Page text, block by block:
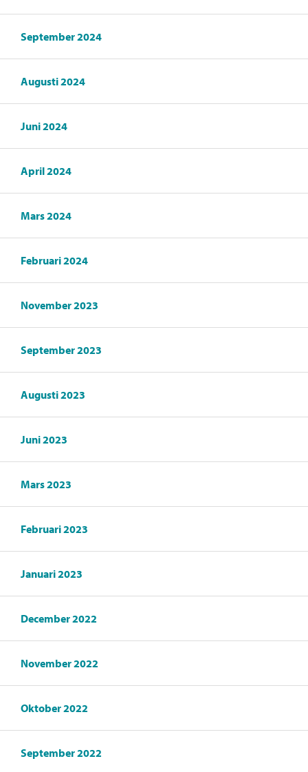
September 2024
Augusti 2024
Juni 2024
April 2024
Mars 2024
Februari 2024
November 2023
September 2023
Augusti 2023
Juni 2023
Mars 2023
Februari 2023
Januari 2023
December 2022
November 2022
Oktober 2022
September 2022